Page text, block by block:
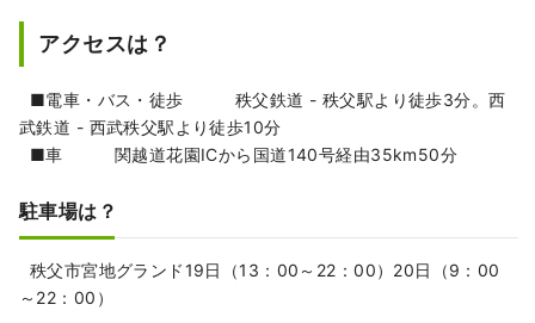
アクセスは？
■電車・バス・徒歩 秩父鉄道 - 秩父駅より徒歩3分。西
武鉄道 - 西武秩父駅より徒歩10分
■車 関越道花園ICから国道140号経由35km50分
駐車場は？
秩父市宮地グランド19日（13：00～22：00）20日（9：00
～22：00）